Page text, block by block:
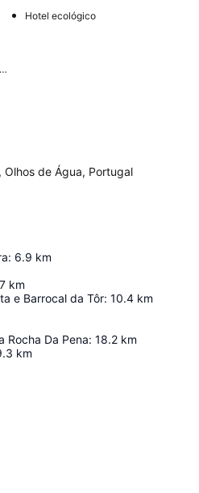
Hotel ecológico
Ideal para a comunidade LGBTQIA+
de Água, Portugal
: 6.9 km
km
e Barrocal da Tôr: 10.4 km
Rocha Da Pena: 18.2 km
km